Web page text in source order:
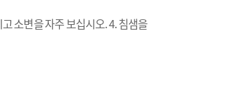
소변을 자주 보십시오. 4. 침샘을